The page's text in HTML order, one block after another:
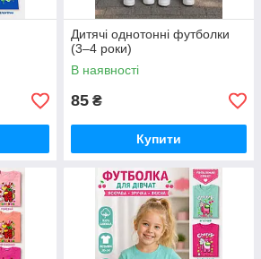
Дитячі однотонні футболки
(3–4 роки)
В наявності
85 ₴
Купити